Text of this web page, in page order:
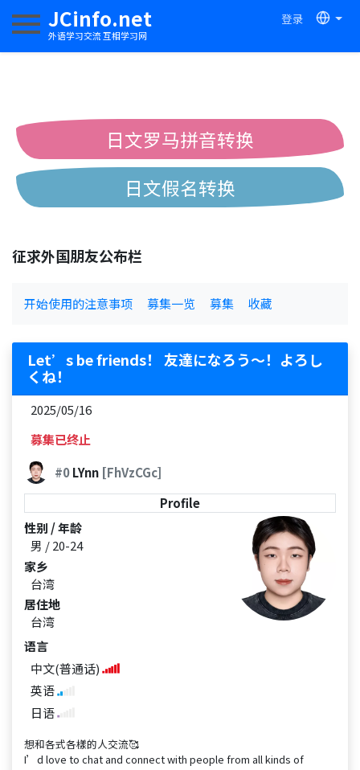
JCinfo.net
外语学习交流 互相学习网
登录
切换导航
日文罗马拼音转换
日文假名转换
征求外国朋友公布栏
开始使用的注意事项 募集一览 募集 收藏
Let’s be friends！ 友達になろう〜！よろし
くね！
2025/05/16
募集已终止
#0LYnn [FhVzCGc]
Profile
性别 / 年龄
男 / 20-24
家乡
台湾
居住地
台湾
语言
中文(普通话)
英语
日语
想和各式各樣的人交流🥰
I’d love to chat and connect with people from all kinds of